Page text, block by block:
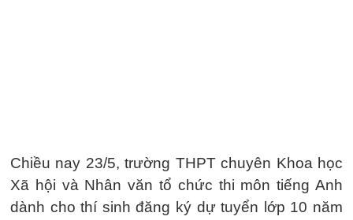
Chiều nay 23/5, trường THPT chuyên Khoa học
Xã hội và Nhân văn tổ chức thi môn tiếng Anh
dành cho thí sinh đăng ký dự tuyển lớp 10 năm